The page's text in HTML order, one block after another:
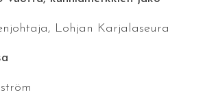
Lohjan Karjalaseura